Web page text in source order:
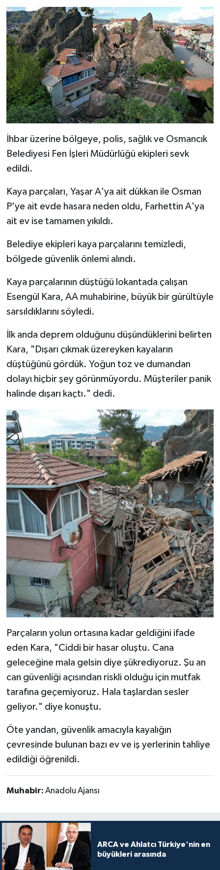
İhbar üzerine bölgeye, polis, sağlık ve Osmancık
Belediyesi Fen İşleri Müdürlüğü ekipleri sevk
edildi.
Kaya parçaları, Yaşar A'ya ait dükkan ile Osman
P'ye ait evde hasara neden oldu, Farhettin A'ya
ait ev ise tamamen yıkıldı.
Belediye ekipleri kaya parçalarını temizledi,
bölgede güvenlik önlemi alındı.
Kaya parçalarının düştüğü lokantada çalışan
Esengül Kara, AA muhabirine, büyük bir gürültüyle
sarsıldıklarını söyledi.
İlk anda deprem olduğunu düşündüklerini belirten
Kara, "Dışarı çıkmak üzereyken kayaların
düştüğünü gördük. Yoğun toz ve dumandan
dolayı hiçbir şey görünmüyordu. Müşteriler panik
halinde dışarı kaçtı." dedi.
Parçaların yolun ortasına kadar geldiğini ifade
eden Kara, "Ciddi bir hasar oluştu. Cana
geleceğine mala gelsin diye şükrediyoruz. Şu an
can güvenliği açısından riskli olduğu için mutfak
tarafına geçemiyoruz. Hala taşlardan sesler
geliyor." diye konuştu.
Öte yandan, güvenlik amacıyla kayalığın
çevresinde bulunan bazı ev ve iş yerlerinin tahliye
edildiği öğrenildi.
Muhabir: Anadolu Ajansı
ARCA ve Ahlatcı Türkiye'nin en
büyükleri arasında